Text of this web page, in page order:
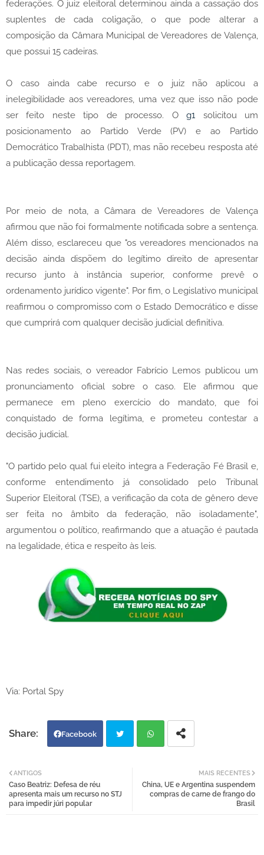
federações. O juiz eleitoral determinou ainda a cassação dos
suplentes de cada coligação, o que pode alterar a
composição da Câmara Municipal de Vereadores de Valença,
que possui 15 cadeiras.
O caso ainda cabe recurso e o juiz não aplicou a
inelegibilidade aos vereadores, uma vez que isso não pode
ser feito neste tipo de processo. Og1 solicitou um
posicionamento ao Partido Verde (PV) e ao Partido
Democrático Trabalhista (PDT), mas não recebeu resposta até
a publicação dessa reportagem.
Por meio de nota, a Câmara de Vereadores de Valença
afirmou que não foi formalmente notificada sobre a sentença.
Além disso, esclareceu que "os vereadores mencionados na
decisão ainda dispõem do legítimo direito de apresentar
recurso junto à instância superior, conforme prevê o
ordenamento jurídico vigente". Por fim, o Legislativo municipal
reafirmou o compromisso com o Estado Democrático e disse
que cumprirá com qualquer decisão judicial definitiva.
Nas redes sociais, o vereador Fabrício Lemos publicou um
pronunciamento oficial sobre o caso. Ele afirmou que
permanece em pleno exercício do mandato, que foi
conquistado de forma legítima, e prometeu contestar a
decisão judicial.
"O partido pelo qual fui eleito integra a Federação Fé Brasil e,
conforme entendimento já consolidado pelo Tribunal
Superior Eleitoral (TSE), a verificação da cota de gênero deve
ser feita no âmbito da federação, não isoladamente",
argumentou o político, reafirmando que a atuação é pautada
na legalidade, ética e respeito às leis.
Via: Portal Spy
Facebook
atsa
MAIS RECENTES
China, UE e Argentina suspendem
compras de carne de frango do
Brasil
ANTIGOS
Caso Beatriz: Defesa de réu
apresenta mais um recurso no STJ
para impedir júri popular